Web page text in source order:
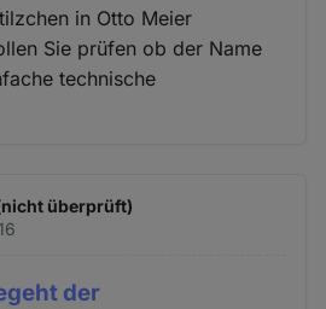
in Otto Meier
Sie prüfen ob der Name
technische
überprüft)
der